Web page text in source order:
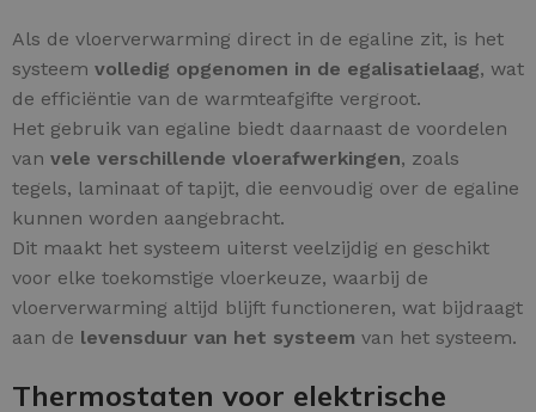
Als de vloerverwarming direct in de egaline zit, is het
systeem volledig opgenomen in de egalisatielaag, wat
de efficiëntie van de warmteafgifte vergroot.
Het gebruik van egaline biedt daarnaast de voordelen
van vele verschillende vloerafwerkingen, zoals
tegels, laminaat of tapijt, die eenvoudig over de egaline
kunnen worden aangebracht.
Dit maakt het systeem uiterst veelzijdig en geschikt
voor elke toekomstige vloerkeuze, waarbij de
vloerverwarming altijd blijft functioneren, wat bijdraagt
aan de levensduur van het systeem van het systeem.
Thermostaten voor elektrische